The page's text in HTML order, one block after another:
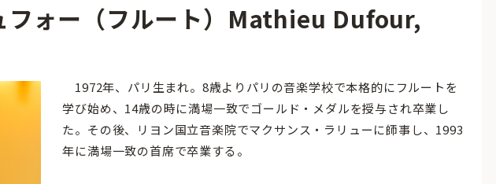
古楽とその先と オーケストラの楽屋から 海の向こうの音楽家
現場のプロが推す！間違いないオーケストラコンサート
過去の特集
無料ライブ配信スケジュール
か た
フォー（フルート）Mathieu Dufour,
1972年、パリ生まれ。8歳よりパリの音楽学校で本格的にフルートを
学び始め、14歳の時に満場一致でゴールド・メダルを授与され卒業し
た。その後、リヨン国立音楽院でマクサンス・ラリューに師事し、1993
年に満場一致の首席で卒業する。